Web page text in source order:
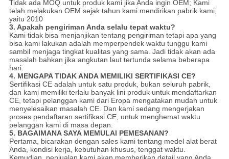
Tidak ada MOQ untuk produk kami jika Anda ingin OEM; Kami
telah melakukan OEM sejak tahun kami mendirikan pabrik kami,
yaitu 2010
3. Apakah pengiriman Anda selalu tepat waktu?
Kami tidak bisa menjanjikan tentang pengiriman tetapi apa yang
bisa kami lakukan adalah memperpendek waktu tunggu kami
sambil menjaga tingkat kualitas yang sama. Jadi tidak akan ada
masalah bahkan jika angkutan laut tertunda selama beberapa
hari.
4. MENGAPA TIDAK ANDA MEMILIKI SERTIFIKASI CE?
Sertifikasi CE adalah untuk satu produk, bukan seluruh pabrik,
dan kami memiliki terlalu banyak lini produk untuk mendaftarkan
CE, tetapi pelanggan kami dari Eropa mengatakan mudah untuk
menyelesaikan masalah CE. Dan kami sedang mengerjakan
proses pendaftaran sertifikasi CE, untuk menghemat waktu
pelanggan kami di masa depan.
5. BAGAIMANA SAYA MEMULAI PEMESANAN?
Pertama, bicarakan dengan sales kami tentang medel alat berat
Anda, kondisi kerja, kebutuhan khusus, tenggat waktu.